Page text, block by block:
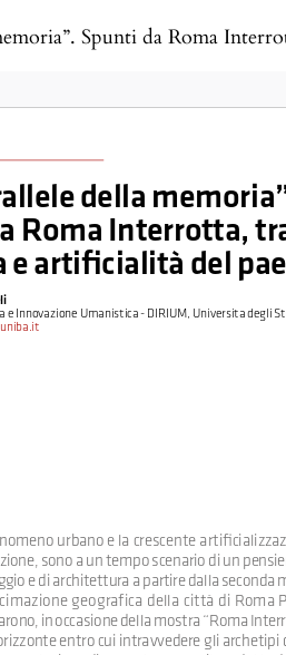
Spunti da Roma